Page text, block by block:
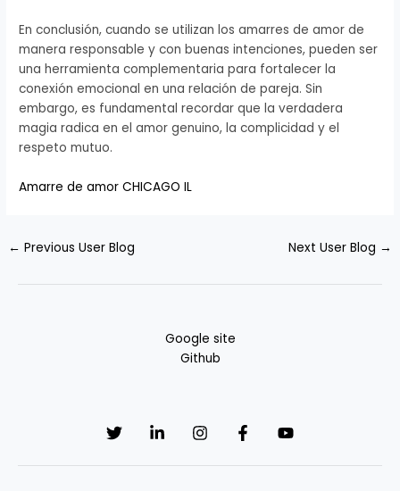
En conclusión, cuando se utilizan los amarres de amor de
manera responsable y con buenas intenciones, pueden ser
una herramienta complementaria para fortalecer la
conexión emocional en una relación de pareja. Sin
embargo, es fundamental recordar que la verdadera
magia radica en el amor genuino, la complicidad y el
respeto mutuo.
Amarre de amor CHICAGO IL
← Previous User Blog Next User Blog →
Google site
Github